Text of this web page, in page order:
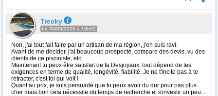
Trecky
Le 30/05/2020 à 18h02
Non, j'ai tout fait faire par un artisan de ma région, j'en suis ravi.
Avant de me décider, j'ai beaucoup prospecté, comparé des devis, vu des
clients de ce pisciniste, etc....
Maintenant tu peux être satisfait de ta Desjoyaux, tout dépend de tes
exigences en terme de qualité, longévité, fiabilité. Je ne t'incite pas à te
rétracter, c'est toi qui voit !
Quant au prix, je suis persuadé que tu peux avoir du dur pour pas plus
cher mais bon cela nécessite du temps de recherche et s'investir un peu....